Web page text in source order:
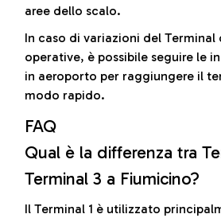
aree dello scalo.
In caso di variazioni del Terminal
operative, è possibile seguire le
in aeroporto per raggiungere il
modo rapido.
FAQ
Qual è la differenza tra
Terminal 3 a Fiumicino?
Il Terminal 1 è utilizzato